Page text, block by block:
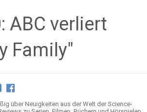
ABC verliert
Family"
über Neuigkeiten aus der Welt der Science-